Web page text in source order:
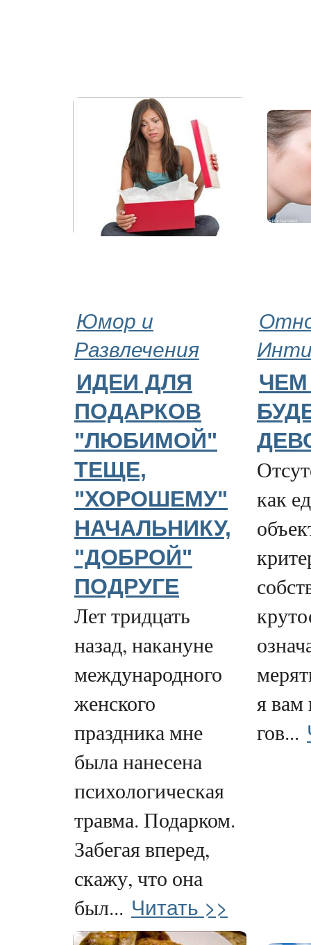
Юмор и
Развлечения
ИДЕИ ДЛЯ
ПОДАРКОВ
"ЛЮБИМОЙ"
ТЕЩЕ,
"ХОРОШЕМУ"
НАЧАЛЬНИКУ,
"ДОБРОЙ"
ПОДРУГЕ
Лет тридцать
назад, накануне
международного
женского
праздника мне
была нанесена
психологическая
травма. Подарком.
Забегая вперед,
скажу, что она
был... Читать >>
как
я
гов...